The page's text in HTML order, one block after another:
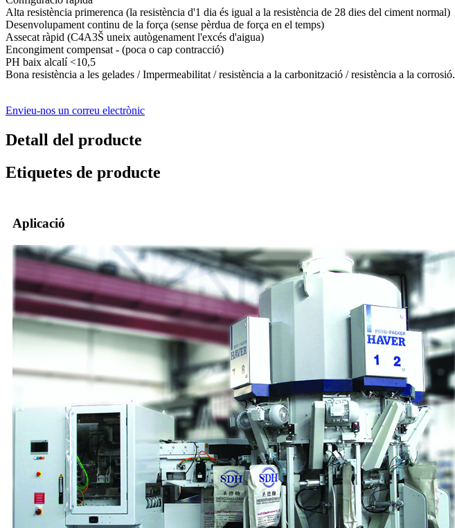
Alta resistència primerenca (la resistència d'1 dia és igual a la resistència de 28 dies del ciment normal)
Desenvolupament continu de la força (sense pèrdua de força en el temps)
Assecat ràpid (C4A3Š uneix autògenament l'excés d'aigua)
Encongiment compensat - (poca o cap contracció)
PH baix alcalí <10,5
Bona resistència a les gelades / Impermeabilitat / resistència a la carbonització / resistència a la corrosió.
Envieu-nos un correu electrònic
Detall del producte
Etiquetes de producte
Aplicació